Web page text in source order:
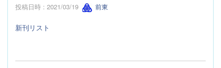
投稿日時 : 2021/03/19 前東
新刊リスト